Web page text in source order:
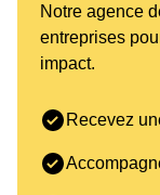
Notre agence
entreprises
impact.
Recevez